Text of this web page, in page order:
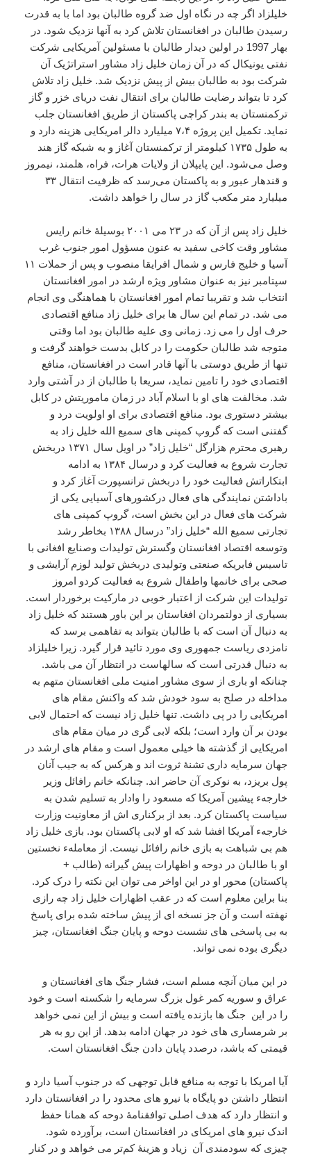
خلیلزاد اگر چه در نگاه اول ضد گروه طالبان بود اما با به قدرت
رسیدن طالبان در افغانستان تلاش کرد به آنها نزدیک شود. در
بهار 1997 در اولین دیدار طالبان با مسئولین آمریکایی شرکت
نفتی یونیکال که در آن زمان خلیل زاد مشاور استراتژیک آن
شرکت بود به طالبان بیش از پیش نزدیک شد. خلیل زاد تلاش
کرد تا بتواند رضایت طالبان برای انتقال نفت دریای خزر و گاز
ترکمنستان به بندر کراچی پاکستان از طریق افغانستان جلب
نماید. تکمیل این پروژه ۷،۴ میلیارد دالر امریکایی هزینه دارد و
به طول ۱۷۳۵ کیلومتر از ترکمنستان آغاز و به شبکه گاز هند
وصل می‌شود. این پایپلان از ولایات هرات، فراه، هلمند، نیمروز
و قندهار عبور و به پاکستان می‌رسد که ظرفیت انتقال ۳۳
میلیارد متر مکعب گاز در سال را خواهد داشت.
خلیل زاد پس از آن که در ۲۳ می ۲۰۰۱ بوسیلۀ خانم رایس
مشاور وقت کاخی سفید به عنون مسؤول امور جنوب غرب
آسیا و خلیج فارس و شمال افرایقا منصوب و پس از حملات ۱۱
سپتامبر نیز به عنوان مشاور ویژه ارشد در امور افغانستان
انتخاب شد و تقریبا تمام امور افغانستان با هماهنگی وی انجام
می شد. در تمام این سال ها برای خلیل زاد منافع اقتصادی
حرف اول را می زد. زمانی وی علیه طالبان بود اما وقتی
متوجه شد طالبان حکومت را در کابل بدست خواهند گرفت و
تنها از طریق دوستی با آنها قادر است در افغانستان، منافع
اقتصادی خود را تامین نماید، سریعا با طالبان از در آشتی وارد
شد. مخالفت های او با اسلام آباد در زمان ماموریتش در کابل
بیشتر دستوری بود. منافع اقتصادی برای او اولویت درد و
گفتنی است که گروپ کمپنی های سمیع الله خلیل زاد به
رهبری محترم هزارگل “خلیل زاد” در اویل سال ۱۳۷۱ دربخش
تجارت شروع به فعالیت کرد و درسال ۱۳۸۴ به ادامه
ابتکاراتش فعالیت خود را دربخش ترانسپورت آغاز کرد و
باداشتن نمایندگی های فعال درکشورهای آسیایی یکی از
شرکت های فعال در این بخش است، گروپ کمپنی های
تجارتی سمیع الله “خلیل زاد” درسال ۱۳۸۸ بخاطر رشد
وتوسعه اقتصاد افغانستان وگسترش تولیدات وصنایع افغانی با
تاسیس فابریکه صنعتی وتولیدی دربخش تولید لوزم آرایشی و
صحی برای خانمها واطفال شروع به فعالیت کردو امروز
تولیدات این شرکت از اعتبار خوبی در مارکیت برخوردار است.
بسیاری از دولتمردان افغاستان بر این باور هستند که خلیل زاد
به دنبال آن است که با طالبان بتواند به تفاهمی برسد که
نامزدی ریاست جمهوری وی مورد تائید قرار گیرد. زیرا خلیلزاد
به دنبال قدرتی است که سالهاست در انتظار آن می باشد.
چنانکه او باری از سوی مشاور امنیت ملی افغانستان متهم به
مداخله در صلح به سود خودش شد که واکنش مقام های
امریکایی را در پی داشت. تنها خلیل زاد نیست که احتمال لابی
بودن بر آن وارد است؛ بلکه لابی گری در میان مقام های
امریکایی از گذشته ها خیلی معمول است و مقام های ارشد در
جهان سرمایه داری تشنۀ ثروت اند و هرکس که به جیب آنان
پول بریزد، به نوکری آن حاضر اند. چنانکه خانم رافائل وزیر
خارجهء پیشین آمریکا که مسعود را وادار به تسلیم شدن به
سیاست پاکستان کرد. بعد از برکناری اش از معاونیت وزارت
خارجهء آمریکا افشا شد که او لابی پاکستان بود. بازی خلیل زاد
هم بی شباهت به بازی خانم رافائل نیست. از معاملهء نخستین
او با طالبان در دوحه و اظهارات پیش گیرانه (طالب +
پاکستان) محور او در این اواخر می توان این نکته را درک کرد.
بنا براین معلوم است که در عقب اظهارات خلیل زاد چه رازی
نهفته است و آن جز نسخه ای از پیش ساخته شده برای پاسخ
به بی پاسخی های نشست دوحه و پایان جنگ افغانستان، چیز
دیگری بوده نمی تواند.
در این میان آنچه مسلم است، فشار جنگ های افغانستان و
عراق و سوریه کمر غول بزرگ سرمایه را شکسته است و خود
را در این جنگ ها بازنده یافته است و بیش از این نمی خواهد
بر شرمساری های خود در جهان ادامه بدهد. از این رو به هر
قیمتی که باشد، درصدد پایان دادن جنگ افغانستان است.
آیا امریکا با توجه به منافع قابل توجهی که در جنوب آسیا دارد و
انتظار داشتن دو پایگاه با نیرو های محدود را در افغانستان دارد
و انتظار دارد که هدف اصلی توافقنامۀ دوحه که همانا حفظ
اندک نیرو های امریکای در افغانستان است، برآورده شود.
چیزی که سودمندی آن زیاد و هزینۀ کم‌تر می خواهد و در کنار